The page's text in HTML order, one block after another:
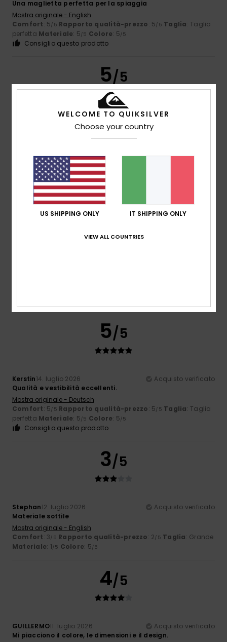
Una maglietta perfetta per la spiaggia
Mostra originale - English
Comfort: 5/5 Rapporto qualità-prezzo: 5/5 Taglia: Taglia
perfetta Materiale: 5/5 Colore: 5/5
Consiglio questo prodotto
5/5
16. luglio 2026
Perfetto: dalla taglia al colore
perfettaMateriale: 5/5 Colore
Consiglio questo prodotto
5 /5
5/5
Kerstin14. luglio 2026
Acquisto verificato
Qualità e vestibilità eccellenti.
Mostra originale - Deutsch
Comfort: 5/5 Rapporto qualità-prezzo: 5/5 Taglia: Taglia
perfetta Materiale: 5/5 Colore: 5/5
Consiglio questo prodotto
3/5
Stephan12. luglio 2026
Acquisto verificato
Materiale sottile
Mostra originale - English
Comfort: 3/5 Rapporto qualità-prezzo: 2/5 Taglia: Grande
Materiale: 1/5 Colore: 5/5
4/5
GUILLERMO11. luglio 2026
Acquisto verificato
Mi piacciono il colore, le dimensioni e il design.
WELCOME TO QUIKSILVER
Choose your country
US SHIPPING ONLY IT SHIPPING ONLY
VIEW ALL COUNTRIES